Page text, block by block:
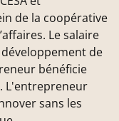
de la coopérative
Le salaire
de
bénéficie
L'entrepreneur
sans les